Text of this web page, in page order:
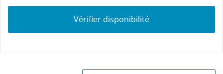
Vérifier disponibilité